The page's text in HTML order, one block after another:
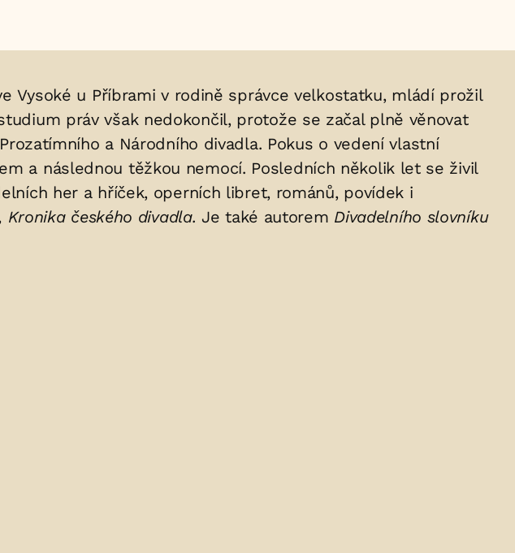
Vysoké u Příbrami v rodině správce velkostatku, mládí prožil
práv však nedokončil, protože se začal plně věnovat
a Národního divadla. Pokus o vedení vlastní
a následnou těžkou nemocí. Posledních několik let se živil
her a hříček, operních libret, románů, povídek i
českého divadla. Je také autorem Divadelního slovníku